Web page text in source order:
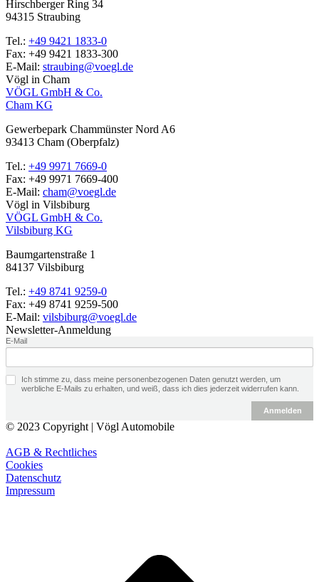
Hirschberger Ring 34
94315 Straubing
Tel.: +49 9421 1833-0
Fax: +49 9421 1833-300
E-Mail: straubing@voegl.de
Vögl in Cham
VÖGL GmbH & Co.
Cham KG
Gewerbepark Chammünster Nord A6
93413 Cham (Oberpfalz)
Tel.: +49 9971 7669-0
Fax: +49 9971 7669-400
E-Mail: cham@voegl.de
Vögl in Vilsbiburg
VÖGL GmbH & Co.
Vilsbiburg KG
Baumgartenstraße 1
84137 Vilsbiburg
Tel.: +49 8741 9259-0
Fax: +49 8741 9259-500
E-Mail: vilsbiburg@voegl.de
Newsletter-Anmeldung
E-Mail
Ich stimme zu, dass meine personenbezogenen Daten genutzt werden, um
werbliche E-Mails zu erhalten, und weiß, dass ich dies jederzeit widerrufen kann.
Anmelden
© 2023 Copyright | Vögl Automobile
AGB & Rechtliches
Cookies
Datenschutz
Impressum